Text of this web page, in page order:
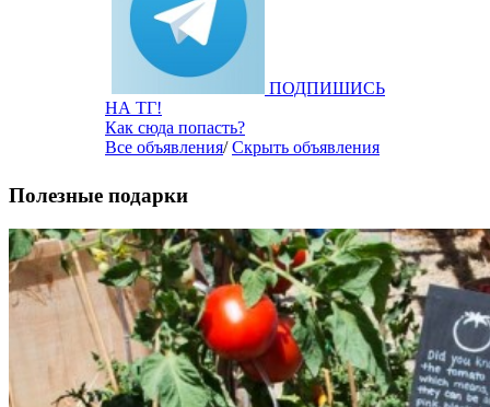
ПОДПИШИСЬ
НА ТГ!
Как сюда попасть?
Все объявления/Скрыть объявления
Полезные подарки